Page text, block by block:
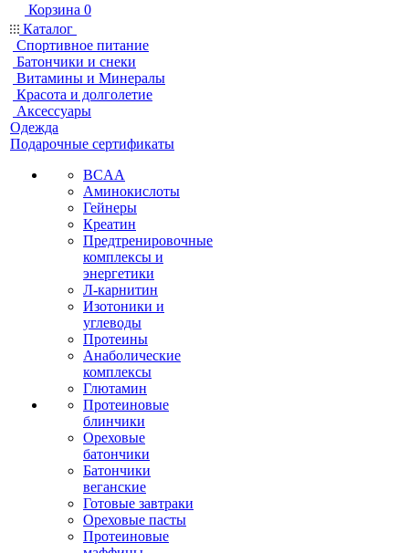
Корзина 0
Каталог
Спортивное питание
Батончики и снеки
Витамины и Минералы
Красота и долголетие
Аксессуары
Одежда
Подарочные сертификаты
BCAA
Аминокислоты
Гейнеры
Креатин
Предтренировочные
комплексы и
энергетики
Л-карнитин
Изотоники и
углеводы
Протеины
Анаболические
комплексы
Глютамин
Протеиновые
блинчики
Ореховые
батончики
Батончики
веганские
Готовые завтраки
Ореховые пасты
Протеиновые